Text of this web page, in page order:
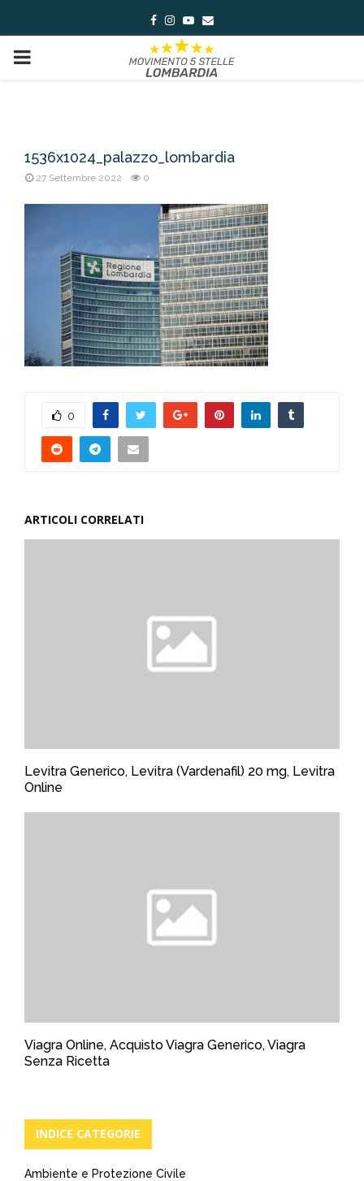
Facebook
Instagram
Youtube
Email
PRIMARY
1536x1024_palazzo_lombardia
27 Settembre 2022 0
0
ARTICOLI CORRELATI
Levitra Generico, Levitra (Vardenafil) 20 mg, Levitra
Online
Viagra Online, Acquisto Viagra Generico, Viagra
Senza Ricetta
INDICE CATEGORIE
Ambiente e Protezione Civile